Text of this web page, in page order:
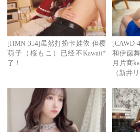
最后的最后，我们来讨论一下，这支
味着樱もこ(樱萌子)可能要回归在有码
首先，这支无码片应该是樱もこ(樱萌
拍摄的ー众所周知，樱もこ(樱萌
后来直接倒闭，然后提前辞职退社的
在转换经纪公司的过程中被无码片商
在呢？现在她是经纪公司Startup的人
[HMN-354]虽然打扮卡娃依 但樱
萌子（桜もこ）已经不Kawaii*
了！
和伊藤
月片商
（新井